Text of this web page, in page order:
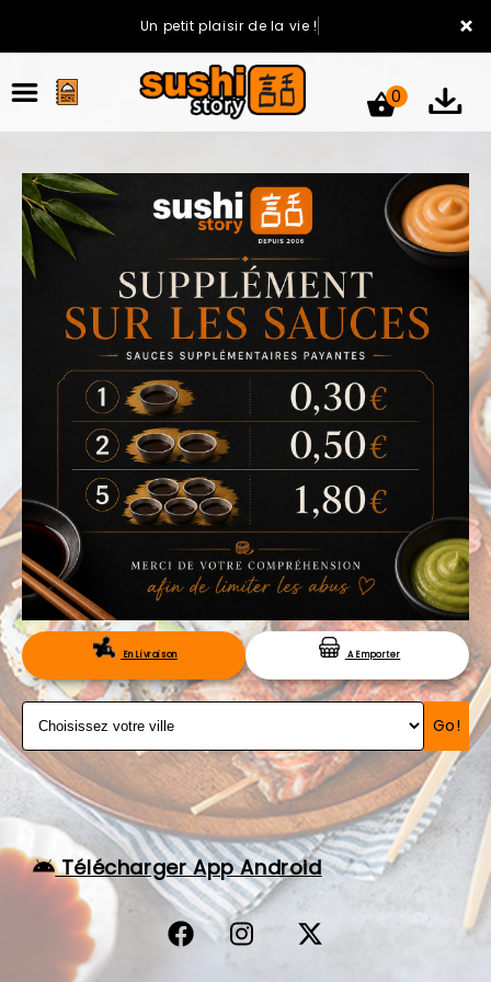
×
Un petit plaisir de la vie !
ACCUEIL
LA CARTE
VOTRE COMPTE
NOTRE RESTAURANT
VOS AVIS
MENTIONS LÉGALES
C.G.V
RÉSERVATION
0
En Livraison A Emporter
Go!
Télécharger App Android